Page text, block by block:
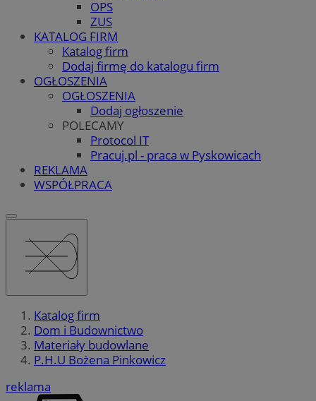
OPS
ZUS
KATALOG FIRM
Katalog firm
Dodaj firmę do katalogu firm
OGŁOSZENIA
OGŁOSZENIA
Dodaj ogłoszenie
POLECAMY
Protocol IT
Pracuj.pl - praca w Pyskowicach
REKLAMA
WSPÓŁPRACA
Katalog firm
Dom i Budownictwo
Materiały budowlane
P.H.U Bożena Pinkowicz
reklama